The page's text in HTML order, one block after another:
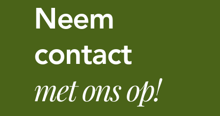
Neem
contact
met ons op!